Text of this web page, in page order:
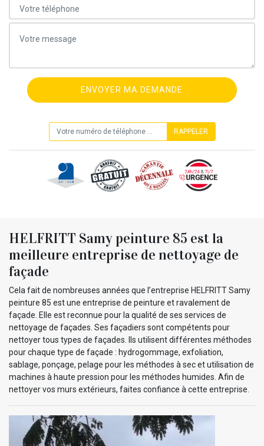
HELFRITT Samy peinture 85 est la
meilleure entreprise de nettoyage de
façade
Cela fait de nombreuses années que l’entreprise HELFRITT Samy
peinture 85 est une entreprise de peinture et ravalement de
façade. Elle est reconnue pour la qualité de ses services de
nettoyage de façades. Ses façadiers sont compétents pour
nettoyer tous types de façades. Ils utilisent différentes méthodes
pour chaque type de façade : hydrogommage, exfoliation,
sablage, ponçage, pelage pour les méthodes à sec et utilisation de
machines à haute pression pour les méthodes humides. Afin de
nettoyer vos murs extérieurs, faites confiance à cette entreprise.